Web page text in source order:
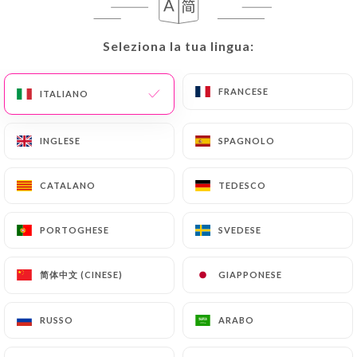
Seleziona la tua lingua:
ITALIANO FRANCESE
INGLESE SPAGNOLO
CATALANO TEDESCO
PORTOGHESE SVEDESE
简体中文 (CINESE) GIAPPONESE
RUSSO ARABO
RECENSIONE 274
RESTAURANT - CAFÉ - BRASSERIE
33 Rue De Clichy
75009 Paris France
Seleziona la tua lingua:
ITALIANO FRANCESE
INGLESE SPAGNOLO
CATALANO TEDESCO
PORTOGHESE SVEDESE
简体中文 (CINESE) GIAPPONESE
RUSSO ARABO